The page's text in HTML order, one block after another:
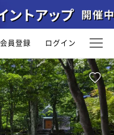
会員登録 ログイン